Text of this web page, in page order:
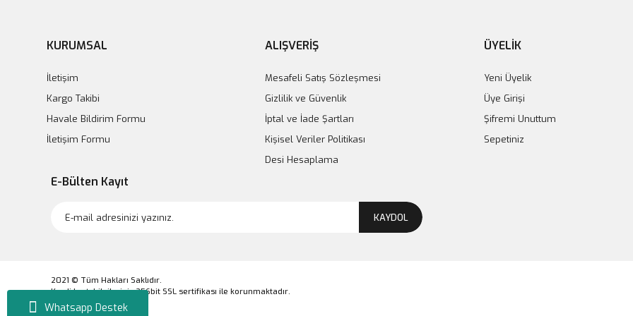
Whatsapp Destek
KURUMSAL
İletişim
Kargo Takibi
Havale Bildirim Formu
İletişim Formu
ALIŞVERİŞ
Mesafeli Satış Sözleşmesi
Gizlilik ve Güvenlik
İptal ve İade Şartları
Kişisel Veriler Politikası
Desi Hesaplama
ÜYELİK
Yeni Üyelik
Üye Girişi
Şifremi Unuttum
Sepetiniz
E-Bülten Kayıt
KAYDOL
2021 © Tüm Hakları Saklıdır.
Kredi kartı bilgileriniz 256bit SSL sertifikası ile korunmaktadır.